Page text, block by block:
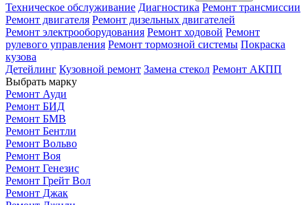
Техническое обслуживание Диагностика Ремонт трансмиссии
Ремонт двигателя Ремонт дизельных двигателей
Ремонт электрооборудования Ремонт ходовой Ремонт
рулевого управления Ремонт тормозной системы Покраска
кузова
Детейлинг Кузовной ремонт Замена стекол Ремонт АКПП
Выбрать марку
Ремонт Ауди
Ремонт БИД
Ремонт БМВ
Ремонт Бентли
Ремонт Вольво
Ремонт Воя
Ремонт Генезис
Ремонт Грейт Вол
Ремонт Джак